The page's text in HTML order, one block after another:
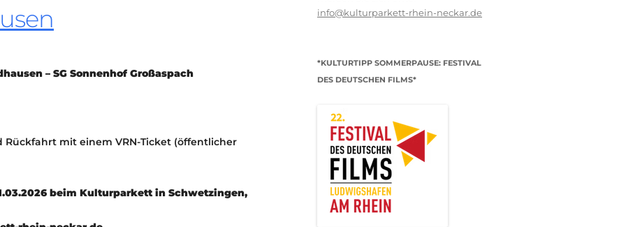
KONTAKT
– SG Sonnenhof Großaspach
mit einem VRN-Ticket (öffentlicher
beim Kulturparkett in Schwetzingen,
info@kulturparkett-rhein-neckar.de
*KULTURTIPP SOMMERPAUSE: FESTIVAL
DES DEUTSCHEN FILMS*